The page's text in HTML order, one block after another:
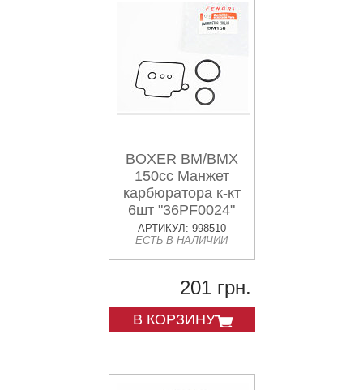
BOXER BM/BMX
150cc Манжет
карбюратора к-кт
6шт "36PF0024"
АРТИКУЛ: 998510
ЕСТЬ В НАЛИЧИИ
201 грн.
В КОРЗИНУ